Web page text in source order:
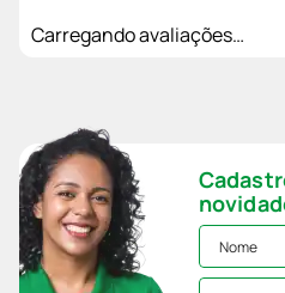
Carregando avaliações…